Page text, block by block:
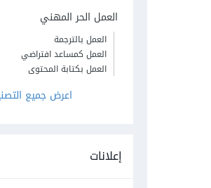
العمل الحر المهني
العمل بالترجمة
العمل كمساعد افتراضي
العمل بكتابة المحتوى
اعرض جميع
إعلانات